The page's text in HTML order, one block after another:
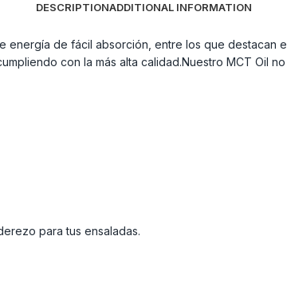
DESCRIPTIONADDITIONAL INFORMATION
energía de fácil absorción, entre los que destacan
con la más alta calidad.Nuestro MCT Oil
para tus ensaladas.